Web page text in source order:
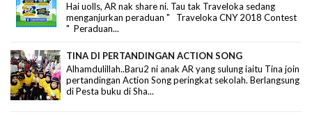
Hai uolls, AR nak share ni. Tau tak Traveloka sedang
menganjurkan peraduan " Traveloka CNY 2018 Contest
" Peraduan...
TINA DI PERTANDINGAN ACTION SONG
Alhamdulillah..Baru2 ni anak AR yang sulung iaitu Tina join
pertandingan Action Song peringkat sekolah. Berlangsung
di Pesta buku di Sha...